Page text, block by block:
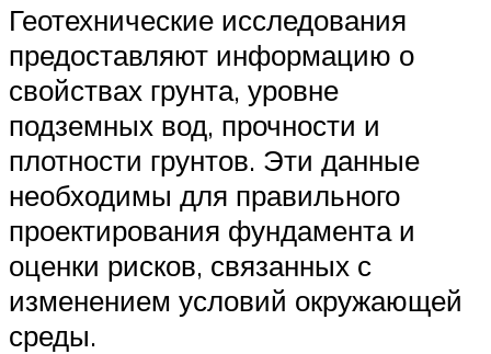
Геотехнические исследования
предоставляют информацию о
свойствах грунта, уровне
подземных вод, прочности и
плотности грунтов. Эти данные
необходимы для правильного
проектирования фундамента и
оценки рисков, связанных с
изменением условий окружающей
среды.